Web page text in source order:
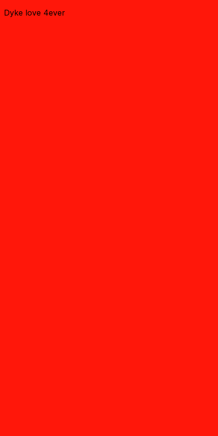
Dyke love 4ever